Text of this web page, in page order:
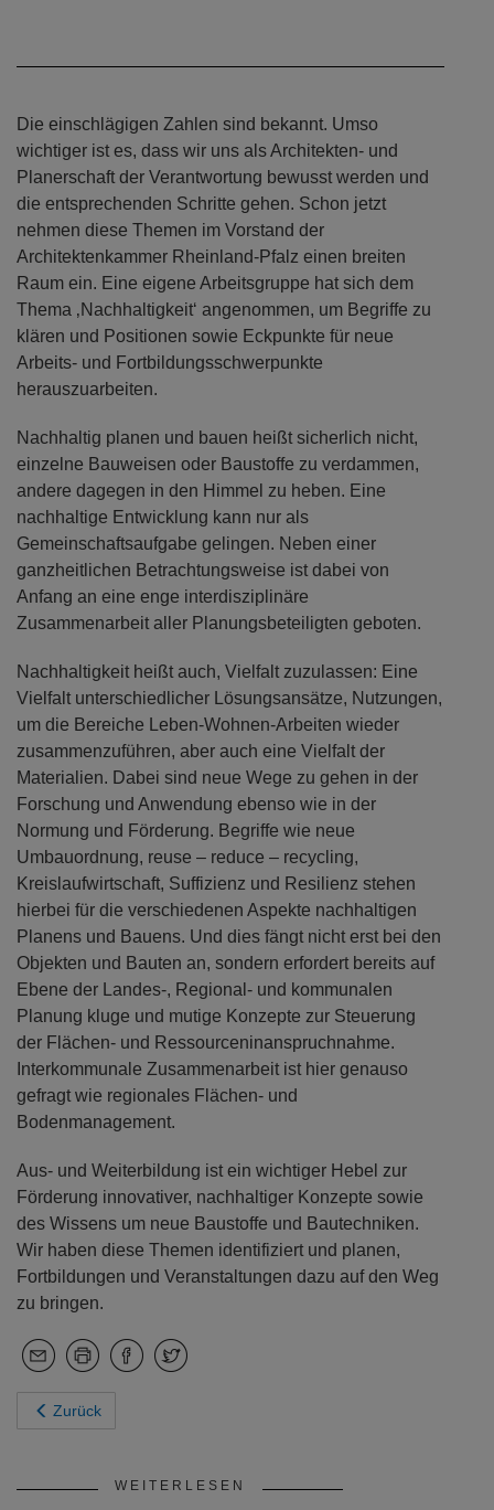
Die einschlägigen Zahlen sind bekannt. Umso
wichtiger ist es, dass wir uns als Architekten- und
Planerschaft der Verantwortung bewusst werden und
die entsprechenden Schritte gehen. Schon jetzt
nehmen diese Themen im Vorstand der
Architektenkammer Rheinland-Pfalz einen breiten
Raum ein. Eine eigene Arbeitsgruppe hat sich dem
Thema ‚Nachhaltigkeit‘ angenommen, um Begriffe zu
klären und Positionen sowie Eckpunkte für neue
Arbeits- und Fortbildungsschwerpunkte
herauszuarbeiten.
Nachhaltig planen und bauen heißt sicherlich nicht,
einzelne Bauweisen oder Baustoffe zu verdammen,
andere dagegen in den Himmel zu heben. Eine
nachhaltige Entwicklung kann nur als
Gemeinschaftsaufgabe gelingen. Neben einer
ganzheitlichen Betrachtungsweise ist dabei von
Anfang an eine enge interdisziplinäre
Zusammenarbeit aller Planungsbeteiligten geboten.
Nachhaltigkeit heißt auch, Vielfalt zuzulassen: Eine
Vielfalt unterschiedlicher Lösungsansätze, Nutzungen,
um die Bereiche Leben-Wohnen-Arbeiten wieder
zusammenzuführen, aber auch eine Vielfalt der
Materialien. Dabei sind neue Wege zu gehen in der
Forschung und Anwendung ebenso wie in der
Normung und Förderung. Begriffe wie neue
Umbauordnung, reuse – reduce – recycling,
Kreislaufwirtschaft, Suffizienz und Resilienz stehen
hierbei für die verschiedenen Aspekte nachhaltigen
Planens und Bauens. Und dies fängt nicht erst bei den
Objekten und Bauten an, sondern erfordert bereits auf
Ebene der Landes-, Regional- und kommunalen
Planung kluge und mutige Konzepte zur Steuerung
der Flächen- und Ressourceninanspruchnahme.
Interkommunale Zusammenarbeit ist hier genauso
gefragt wie regionales Flächen- und
Bodenmanagement.
Aus- und Weiterbildung ist ein wichtiger Hebel zur
Förderung innovativer, nachhaltiger Konzepte sowie
des Wissens um neue Baustoffe und Bautechniken.
Wir haben diese Themen identifiziert und planen,
Fortbildungen und Veranstaltungen dazu auf den Weg
zu bringen.
Zurück
WEITERLESEN